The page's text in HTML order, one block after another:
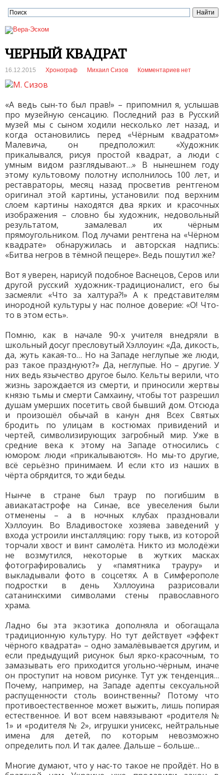
ЧЕРНЫЙ КВАДРАТ
16.12.2015 Хронограф Михаил Сизов Комментариев нет
«А ведь сын-то был прав!» – припомнил я, услышав
про музейную сенсацию. Последний раз в Русский
музей мы с сыном ходили несколько лет назад, и
когда остановились перед «Чёрным квадратом»
Малевича, он предположил: «Художник
прикалывался, рисуя простой квадрат, а люди с
умным видом разглядывают…» В нынешнем году
этому культовому полотну исполнилось 100 лет, и
реставраторы, месяц назад просветив рентгеном
оригинал этой картины, установили: под верхним
слоем картины находятся два ярких и красочных
изображения – словно бы художник, недовольный
результатом, замалевал их чёрным
прямоугольником. Под лучами рентгена на «Чёрном
квадрате» обнаружилась и авторская надпись:
«Битва негров в тёмной пещере». Ведь пошутил же?
Вот я уверен, нарисуй подобное Васнецов, Серов или
другой русский художник-традиционалист, его бы
засмеяли: «Что за халтура?!» А к представителям
инородной культуры у нас полное доверие: «О! Что-
то в этом есть».
Помню, как в начале 90-х учителя внедряли в
школьный досуг пресловутый Хэллоуин: «Да, дикость,
да, жуть какая-то… Но на Западе неглупые же люди,
раз такое празднуют?» Да, неглупые. Но – другие. У
них ведь язычество другое было. Кельты верили, что
жизнь зарождается из смерти, и приносили жертвы
князю тьмы и смерти Самхаину, чтобы тот разрешил
душам умерших посетить свой бывший дом. Отсюда
и произошёл обычай в канун дня Всех Святых
бродить по улицам в костюмах привидений и
чертей, символизирующих загробный мир. Уже в
средние века к этому на Западе относились с
юмором: люди «прикалываются». Но мы-то другие,
всё серьёзно принимаем. И если кто из наших в
чёрта обрядится, то жди беды.
Нынче в стране был траур по погибшим в
авиакатастрофе на Синае, все увеселения были
отменены – а в ночных клубах праздновали
Хэллоуин. Во Владивостоке хозяева заведений у
входа устроили инсталляцию: гору тыкв, из которой
торчали хвост и винт самолёта. Никто из молодёжи
не возмутился, некоторые в жутких масках
фотографировались у «памятника трауру» и
выкладывали фото в соцсетях. А в Симферополе
подростки в день Хэллоуина разрисовали
сатанинскими символами стены православного
храма.
Ладно бы эта экзотика дополняла и обогащала
традиционную культуру. Но тут действует «эффект
чёрного квадрата» – одно замалёвывается другим, и
если предыдущий рисунок был ярко-красочным, то
замазывать его приходится угольно-чёрным, иначе
он проступит на новом рисунке. Тут уж тенденция…
Почему, например, на Западе адепты сексуальной
распущенности столь воинственны? Потому что
противоестественное может выжить, лишь попирая
естественное. И вот всем навязывают «родителя №
1» и «родителя № 2», игрушки унисекс, нейтральные
имена для детей, по которым невозможно
определить пол. И так далее. Дальше – больше…
Многие думают, что у нас-то такое не пройдёт. Но в